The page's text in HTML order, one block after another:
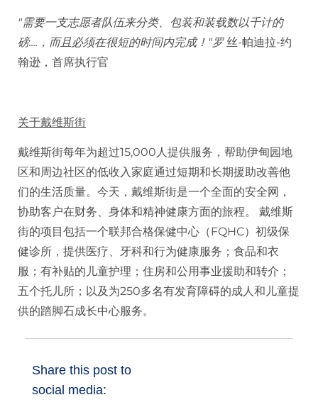
"需要一支志愿者队伍来分类、包装和装载数以千计的
磅....，而且必须在很短的时间内完成！"罗 丝-帕迪拉-约
翰逊，首席执行官
关于戴维斯街
戴维斯街每年为超过15,000人提供服务，帮助伊甸园地
区和周边社区的低收入家庭通过短期和长期援助改善他
们的生活质量。今天，戴维斯街是一个全面的安全网，
协助客户在财务、身体和精神健康方面的旅程。 戴维斯
街的项目包括一个联邦合格保健中心（FQHC）初级保
健诊所，提供医疗、牙科和行为健康服务；食品和衣
服；有补贴的儿童护理；住房和公用事业援助和转介；
五个托儿所；以及为250多名有发育障碍的成人和儿童提
供的踏脚石成长中心服务。
Share this post to
social media: